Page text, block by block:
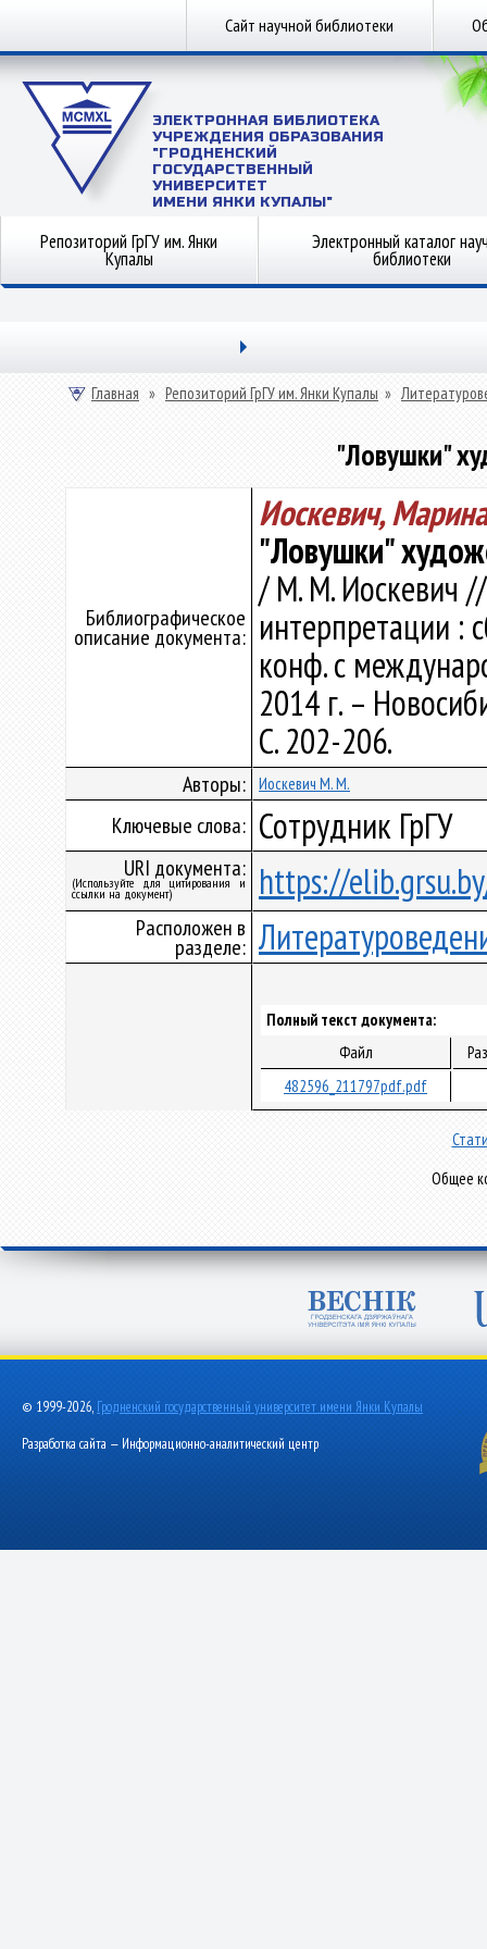
Сайт научной библиотеки
ЭЛЕКТРОННАЯ БИБЛИОТЕКА
УЧРЕЖДЕНИЯ ОБРАЗОВАНИЯ
"ГРОДНЕНСКИЙ
ГОСУДАРСТВЕННЫЙ
УНИВЕРСИТЕТ
ИМЕНИ ЯНКИ КУПАЛЫ"
Репозиторий ГрГУ им. Янки
Купалы
Электронный каталог
библиотеки
Главная » Репозиторий ГрГУ им. Янки Купалы »
"Ловушки"
Библиографическое
описание документа:
Иоскевич,
"Ловушки"
/ М. М. Иоскевич
интерпретации :
конф. с
2014 г. –
С. 202-206.
Авторы: Иоскевич М. М.
Ключевые слова: Сотрудник ГрГУ
URI документа:
(Используйте для цитирования и
ссылки на документ) https://
Расположен в
разделе:
Полный текст документа:
Файл
482596_211797pdf.pdf
Общее
© 1999-2026, Гродненский государственный университет имени Янки Купалы
Разработка сайта — Информационно-аналитический центр